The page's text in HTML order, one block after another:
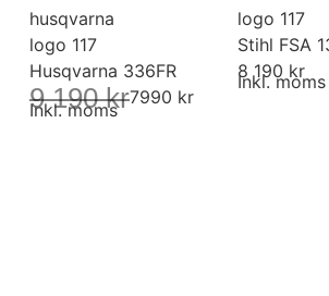
Husqvarna 336FR
9 190 kr7990 kr
Inkl. moms
Stihl FSA
8 190 kr
Inkl. moms